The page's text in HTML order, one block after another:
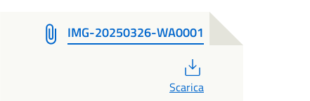
IMG-20250326-WA0001
Scarica